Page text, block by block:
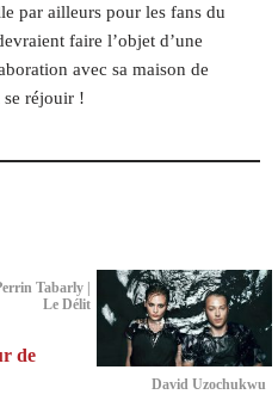
par ailleurs pour les fans du
faire l’objet d’une
avec sa maison de
réjouir !
Tabarly |
Le Délit
de
David Uzochukwu